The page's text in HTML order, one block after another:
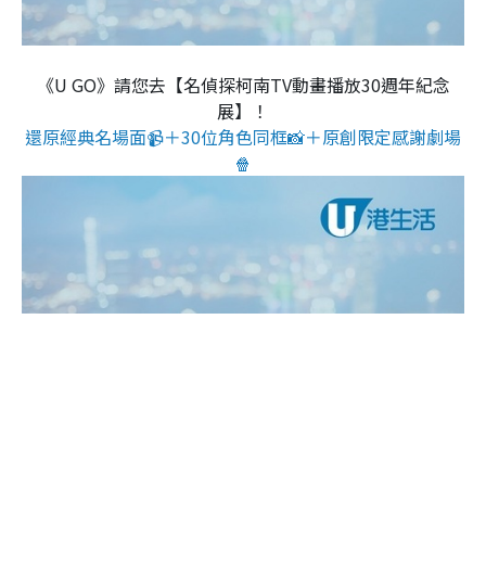
《U GO》請您去【名偵探柯南TV動畫播放30週年紀念
展】！
還原經典名場面📹＋30位角色同框📸＋原創限定感謝劇場
🍿